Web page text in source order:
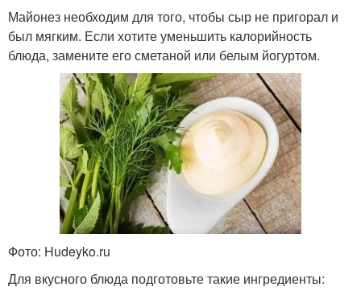
Майонез необходим для того, чтобы сыр не пригорал и
был мягким. Если хотите уменьшить калорийность
блюда, замените его сметаной или белым йогуртом.
Фото: Hudeyko.ru
Для вкусного блюда подготовьте такие ингредиенты: